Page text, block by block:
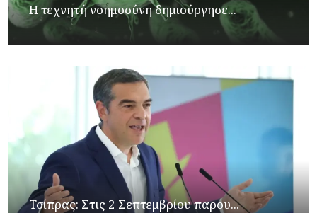
Η τεχνητή νοημοσύνη δημιούργησε...
Τσίπρας: Στις 2 Σεπτεμβρίου παρου...